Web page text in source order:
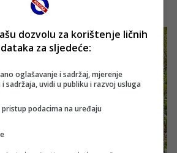
dozvolu za korištenje ličnih
za sljedeće:
oglašavanje i sadržaj, mjerenje
sadržaja, uvidi u publiku i razvoj usluga
podacima na uređaju